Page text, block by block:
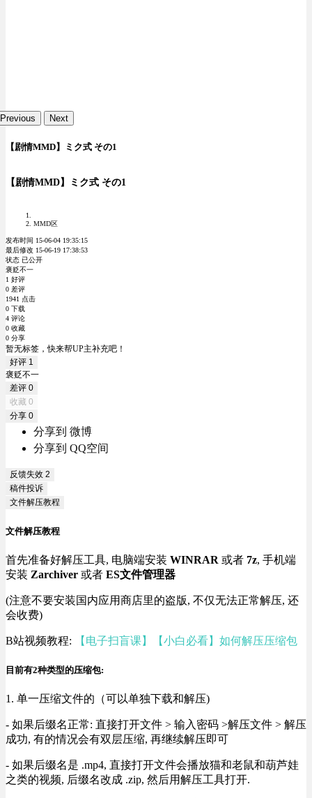
Previous Next
【剧情MMD】ミク式 その1
【剧情MMD】ミク式 その1
MMD区
发布时间 15-06-04 19:35:15
最后修改 15-06-19 17:38:53
状态 已公开
褒贬不一
1 好评
0 差评
1941 点击
0 下载
4 评论
0 收藏
0 分享
暂无标签，快来帮UP主补充吧！
好评 1
褒贬不一
差评 0
收藏 0
分享 0
分享到 微博
分享到 QQ空间
反馈失效 2
稿件投诉
文件解压教程
文件解压教程
首先准备好解压工具, 电脑端安装 WINRAR 或者 7z, 手机端
安装 Zarchiver 或者 ES文件管理器
(注意不要安装国内应用商店里的盗版, 不仅无法正常解压, 还
会收费)
B站视频教程: 【电子扫盲课】【小白必看】如何解压压缩包
目前有2种类型的压缩包:
1. 单一压缩文件的（可以单独下载和解压)
- 如果后缀名正常: 直接打开文件 > 输入密码 >解压文件 > 解压
成功, 有的情况会有双层压缩, 再继续解压即可
- 如果后缀名是 .mp4, 直接打开文件会播放猫和老鼠和葫芦娃
之类的视频, 后缀名改成 .zip, 然后用解压工具打开.